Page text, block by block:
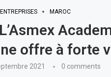
ENTREPRISES MAROC
offre à forte
2021 0 comments